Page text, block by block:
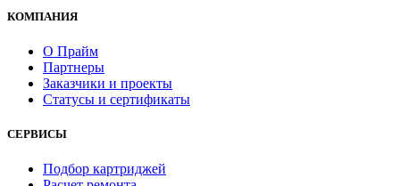
КОМПАНИЯ
О Прайм
Партнеры
Заказчики и проекты
Статусы и сертификаты
СЕРВИСЫ
Подбор картриджей